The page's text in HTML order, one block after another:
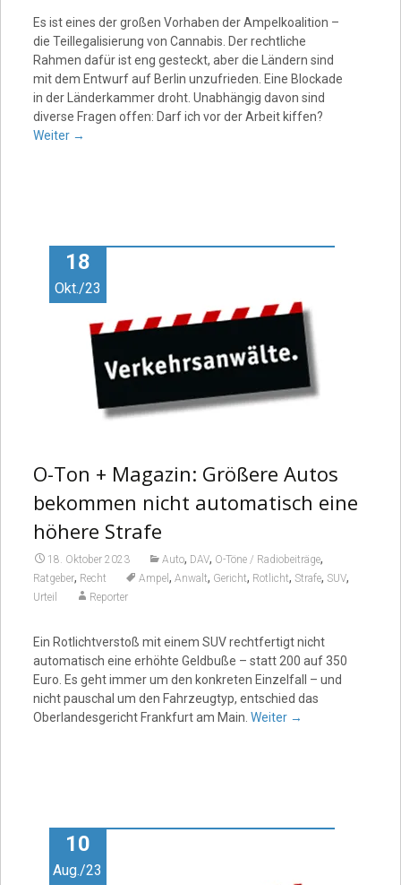
Es ist eines der großen Vorhaben der Ampelkoalition –
die Teillegalisierung von Cannabis. Der rechtliche
Rahmen dafür ist eng gesteckt, aber die Ländern sind
mit dem Entwurf auf Berlin unzufrieden. Eine Blockade
in der Länderkammer droht. Unabhängig davon sind
diverse Fragen offen: Darf ich vor der Arbeit kiffen?
Weiter →
18
Okt./23
O-Ton + Magazin: Größere Autos
bekommen nicht automatisch eine
höhere Strafe
18. Oktober 2023 Auto, DAV, O-Töne / Radiobeiträge,
Ratgeber, Recht Ampel , Anwalt, Gericht, Rotlicht, Strafe, SUV,
Urteil Reporter
Ein Rotlichtverstoß mit einem SUV rechtfertigt nicht
automatisch eine erhöhte Geldbuße – statt 200 auf 350
Euro. Es geht immer um den konkreten Einzelfall – und
nicht pauschal um den Fahrzeugtyp, entschied das
Oberlandesgericht Frankfurt am Main. Weiter →
10
Aug./23